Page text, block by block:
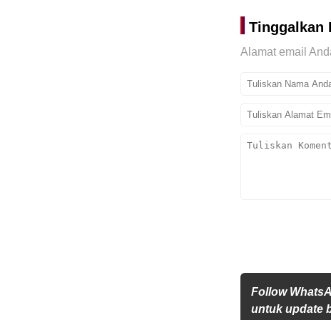
Tinggalkan
Alamat email
Follow
untuk update